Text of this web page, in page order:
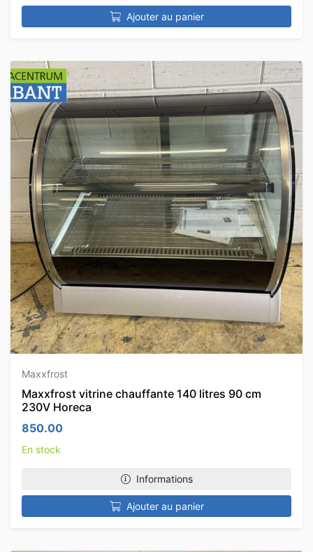
Ajouter au panier
Maxxfrost
Maxxfrost vitrine chauffante 140 litres 90 cm
230V Horeca
850.00
En stock
Informations
Ajouter au panier